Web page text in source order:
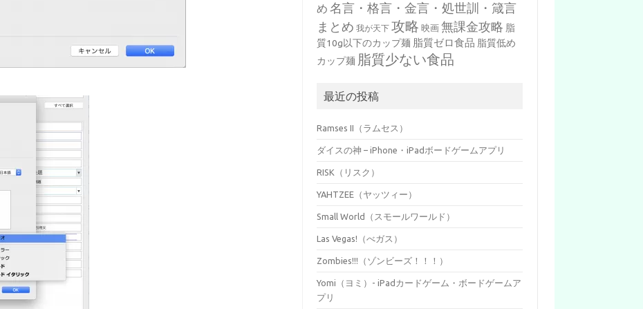
め 名言・格言・金言・処世訓・箴言
まとめ 我が天下 攻略 映画 無課金攻略 脂
質10g以下のカップ麺 脂質ゼロ食品 脂質低め
カップ麺 脂質少ない食品
最近の投稿
Ramses II（ラムセス）
ダイスの神 – iPhone・iPadボードゲームアプリ
RISK（リスク）
YAHTZEE（ヤッツィー）
Small World（スモールワールド）
Las Vegas!（べガス）
Zombies!!!（ゾンビーズ！！！）
Yomi（ヨミ）- iPadカードゲーム・ボードゲームア
プリ